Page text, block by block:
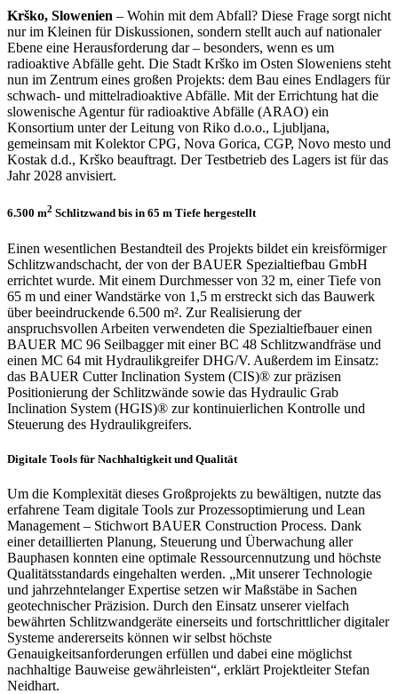
Krško, Slowenien – Wohin mit dem Abfall? Diese Frage sorgt nicht
nur im Kleinen für Diskussionen, sondern stellt auch auf nationaler
Ebene eine Herausforderung dar – besonders, wenn es um
radioaktive Abfälle geht. Die Stadt Krško im Osten Sloweniens steht
nun im Zentrum eines großen Projekts: dem Bau eines Endlagers für
schwach- und mittelradioaktive Abfälle. Mit der Errichtung hat die
slowenische Agentur für radioaktive Abfälle (ARAO) ein
Konsortium unter der Leitung von Riko d.o.o., Ljubljana,
gemeinsam mit Kolektor CPG, Nova Gorica, CGP, Novo mesto und
Kostak d.d., Krško beauftragt. Der Testbetrieb des Lagers ist für das
Jahr 2028 anvisiert.
6.500 m2 Schlitzwand bis in 65 m Tiefe hergestellt
Einen wesentlichen Bestandteil des Projekts bildet ein kreisförmiger
Schlitzwandschacht, der von der BAUER Spezialtiefbau GmbH
errichtet wurde. Mit einem Durchmesser von 32 m, einer Tiefe von
65 m und einer Wandstärke von 1,5 m erstreckt sich das Bauwerk
über beeindruckende 6.500 m². Zur Realisierung der
anspruchsvollen Arbeiten verwendeten die Spezialtiefbauer einen
BAUER MC 96 Seilbagger mit einer BC 48 Schlitzwandfräse und
einen MC 64 mit Hydraulikgreifer DHG/V. Außerdem im Einsatz:
das BAUER Cutter Inclination System (CIS)® zur präzisen
Positionierung der Schlitzwände sowie das Hydraulic Grab
Inclination System (HGIS)® zur kontinuierlichen Kontrolle und
Steuerung des Hydraulikgreifers.
Digitale Tools für Nachhaltigkeit und Qualität
Um die Komplexität dieses Großprojekts zu bewältigen, nutzte das
erfahrene Team digitale Tools zur Prozessoptimierung und Lean
Management – Stichwort BAUER Construction Process. Dank
einer detaillierten Planung, Steuerung und Überwachung aller
Bauphasen konnten eine optimale Ressourcennutzung und höchste
Qualitätsstandards eingehalten werden. „Mit unserer Technologie
und jahrzehntelanger Expertise setzen wir Maßstäbe in Sachen
geotechnischer Präzision. Durch den Einsatz unserer vielfach
bewährten Schlitzwandgeräte einerseits und fortschrittlicher digitaler
Systeme andererseits können wir selbst höchste
Genauigkeitsanforderungen erfüllen und dabei eine möglichst
nachhaltige Bauweise gewährleisten“, erklärt Projektleiter Stefan
Neidhart.